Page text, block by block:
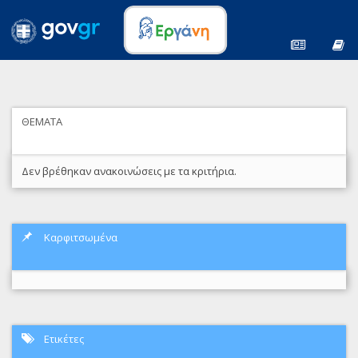
ΘΕΜΑΤΑ
Δεν βρέθηκαν ανακοινώσεις με τα κριτήρια.
Καρφιτσωμένα
Ετικέτες